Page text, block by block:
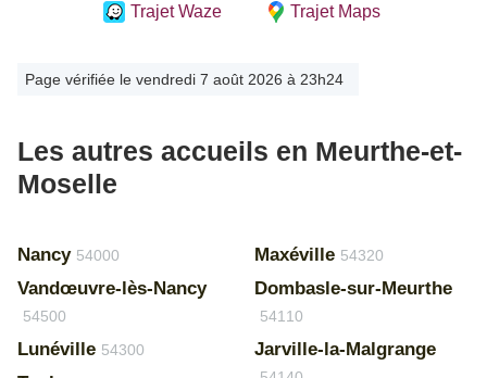
Trajet Waze Trajet Maps
Page vérifiée le vendredi 7 août 2026 à 23h24
Les autres accueils en Meurthe-et-
Moselle
Nancy 54000
Vandœuvre-lès-Nancy
54500
Lunéville 54300
Maxéville 54320
Dombasle-sur-Meurthe
54110
Jarville-la-Malgrange